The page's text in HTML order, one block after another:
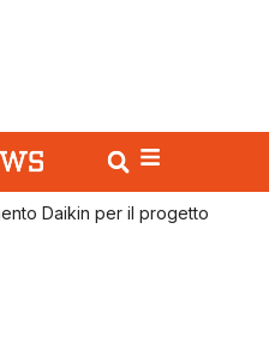
Daikin per il progetto